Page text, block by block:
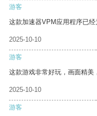
游客
这款加速器VPM应用程序已经
2025-10-10
游客
这款游戏非常好玩，画面精美
2025-10-10
游客